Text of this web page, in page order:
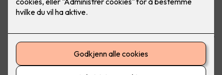
mat. Om man glemmer å slå av platen, eller om det blir for
varmt, er det viktig å ha en hjelper som sier ifra. Her ser du
komfyrvakt mKomfy® Wally 25R - Foto: CTM Lyng.